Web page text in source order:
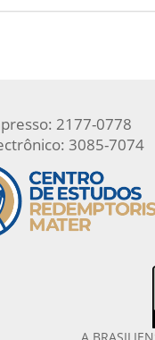
2177-0778
3085-7074